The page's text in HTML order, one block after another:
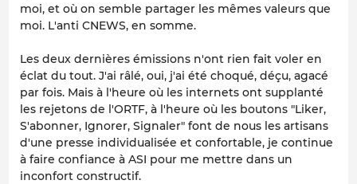
moi, et où on semble partager les mêmes valeurs que
moi. L'anti CNEWS, en somme.
Les deux dernières émissions n'ont rien fait voler en
éclat du tout. J'ai râlé, oui, j'ai été choqué, déçu, agacé
par fois. Mais à l'heure où les internets ont supplanté
les rejetons de l'ORTF, à l'heure où les boutons "Liker,
S'abonner, Ignorer, Signaler" font de nous les artisans
d'une presse individualisée et confortable, je continue
à faire confiance à ASI pour me mettre dans un
inconfort constructif.